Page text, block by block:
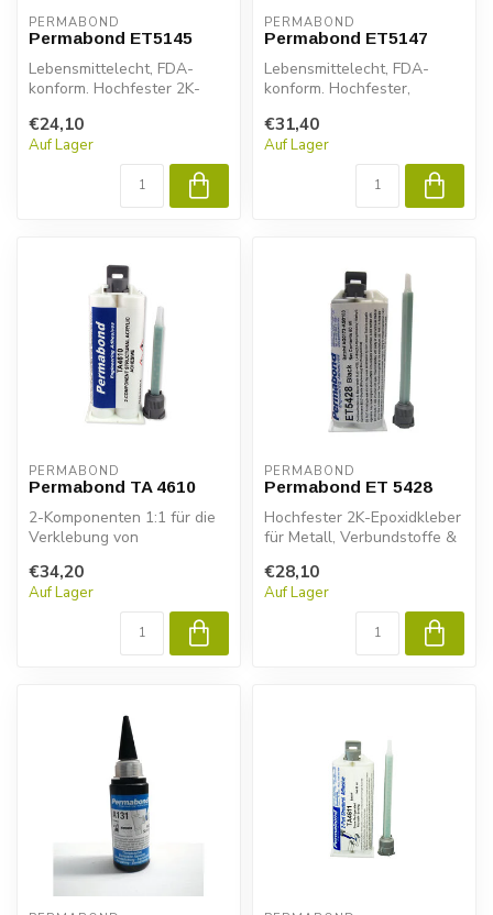
PERMABOND
Permabond ET5145
Lebensmittelecht, FDA-
konform. Hochfester 2K-
Verbundsto...
€24,10
Auf Lager
PERMABOND
Permabond ET5147
Lebensmittelecht, FDA-
konform. Hochfester,
Epoxidkleber für ...
€31,40
Auf Lager
PERMABOND
Permabond TA 4610
2-Komponenten 1:1 für die
Verklebung von
Polypropylen und Poly...
€34,20
Auf Lager
PERMABOND
Permabond ET 5428
Hochfester 2K-Epoxidkleber
für Metall, Verbundstoffe &
ET...
€28,10
Auf Lager